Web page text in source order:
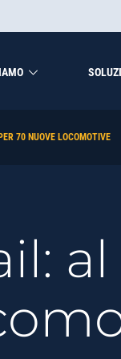
70 NUOVE LOCOMOTIVE